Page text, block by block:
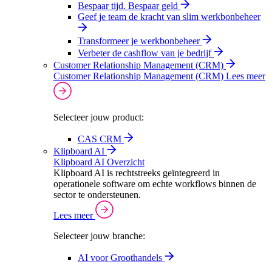
Bespaar tijd. Bespaar geld
Geef je team de kracht van slim werkbonbeheer
Transformeer je werkbonbeheer
Verbeter de cashflow van je bedrijf
Customer Relationship Management (CRM)
Customer Relationship Management (CRM) Lees meer
Selecteer jouw product:
CAS CRM
Klipboard AI
Klipboard AI Overzicht
Klipboard AI is rechtstreeks geïntegreerd in
operationele software om echte workflows binnen de
sector te ondersteunen.
Lees meer
Selecteer jouw branche:
AI voor Groothandels